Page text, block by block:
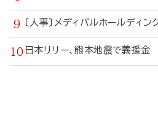
〔人事〕メディパルホールディ
日本リリー、熊本地震で義援金